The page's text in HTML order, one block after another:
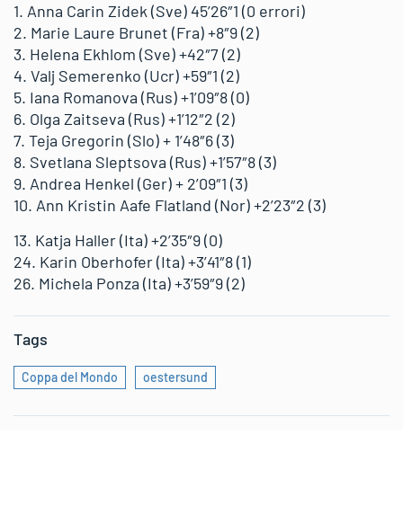
1. Anna Carin Zidek (Sve) 45’26″1 (0 errori)
2. Marie Laure Brunet (Fra) +8″9 (2)
3. Helena Ekhlom (Sve) +42″7 (2)
4. Valj Semerenko (Ucr) +59″1 (2)
5. Iana Romanova (Rus) +1’09″8 (0)
6. Olga Zaitseva (Rus) +1’12″2 (2)
7. Teja Gregorin (Slo) + 1’48″6 (3)
8. Svetlana Sleptsova (Rus) +1’57″8 (3)
9. Andrea Henkel (Ger) + 2’09″1 (3)
10. Ann Kristin Aafe Flatland (Nor) +2’23″2 (3)
13. Katja Haller (Ita) +2’35″9 (0)
24. Karin Oberhofer (Ita) +3’41″8 (1)
26. Michela Ponza (Ita) +3’59″9 (2)
Tags
Coppa del Mondo oestersund